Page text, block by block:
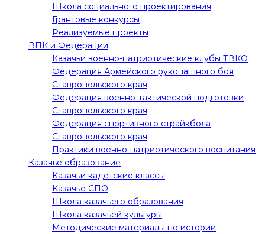
Школа социального проектирования
Грантовые конкурсы
Реализуемые проекты
ВПК и Федерации
Казачьи военно-патриотические клубы ТВКО
Федерация Армейского рукопашного боя
Ставропольского края
Федерация военно-тактической подготовки
Ставропольского края
Федерация спортивного страйкбола
Ставропольского края
Практики военно-патриотического воспитания
Казачье образование
Казачьи кадетские классы
Казачье СПО
Школа казачьего образования
Школа казачьей культуры
Методические материалы по истории